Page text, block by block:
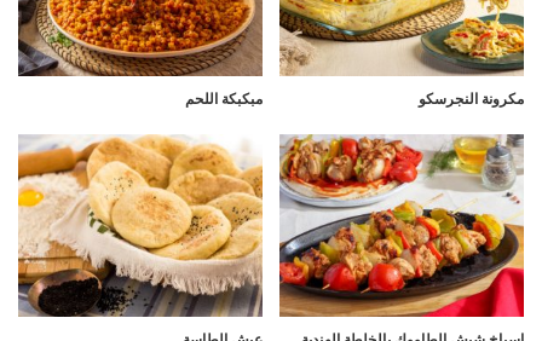
مكرونة النجرسكو مبكبكة اللحم